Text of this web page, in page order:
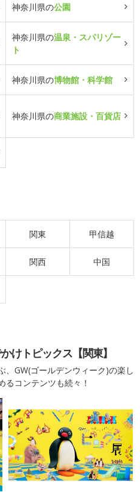
神奈川県の公園
神奈川県の温泉・スパリゾー
ト
神奈川県の博物館・科学館
神奈川県の商業施設・百貨店
関東 甲信越
関西 中国
けトピックス【関東】
、GW(ゴールデンウィーク)の楽し
るコンテンツも続々！